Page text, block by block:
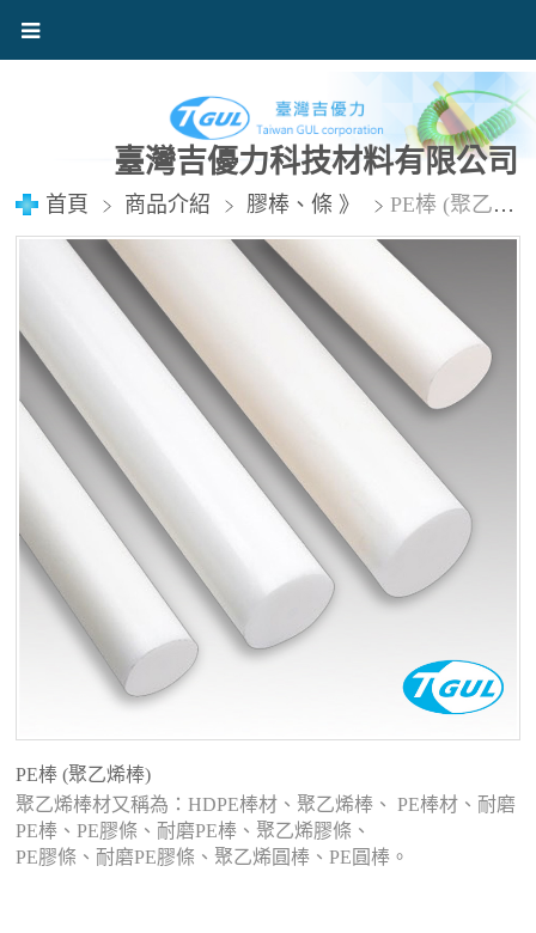
臺灣吉優力科技材料有限公司
首頁 商品介紹 膠棒、條 》 PE棒 (聚乙烯棒)
PE棒 (聚乙烯棒)
聚乙烯棒材又稱為：HDPE棒材、聚乙烯棒、 PE棒材、耐磨
PE棒、PE膠條、耐磨PE棒、聚乙烯膠條、
PE膠條、耐磨PE膠條、聚乙烯圓棒、PE圓棒。